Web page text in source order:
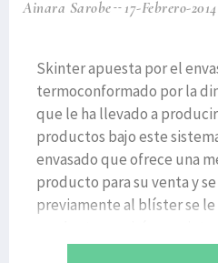
Ainara Sarobe 17-Febrero-2014
Skinter apuesta por el
termoconformado por la
que le ha llevado a
productos bajo este
envasado que ofrece una
producto para su venta y
previamente al blíster se